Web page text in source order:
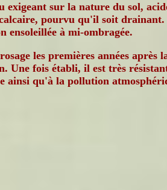
exigeant sur la nature du sol,
pourvu qu'il soit drainant.
ensoleillée à mi-ombragée.
les premières années après
Une fois établi, il est très
ainsi qu'à la pollution